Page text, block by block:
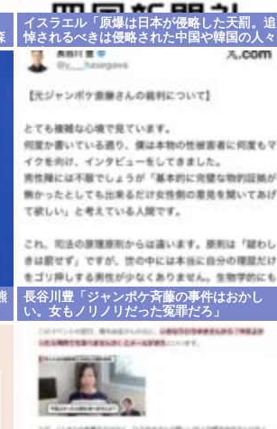
イスラエル「原爆は日本が侵略した天罰。追
悼されるべきは侵略された中国や韓国の人々
だよ
長谷川豊「ジャンポケ斉藤の事件はおかし
い。女もノリノリだった冤罪だろ」